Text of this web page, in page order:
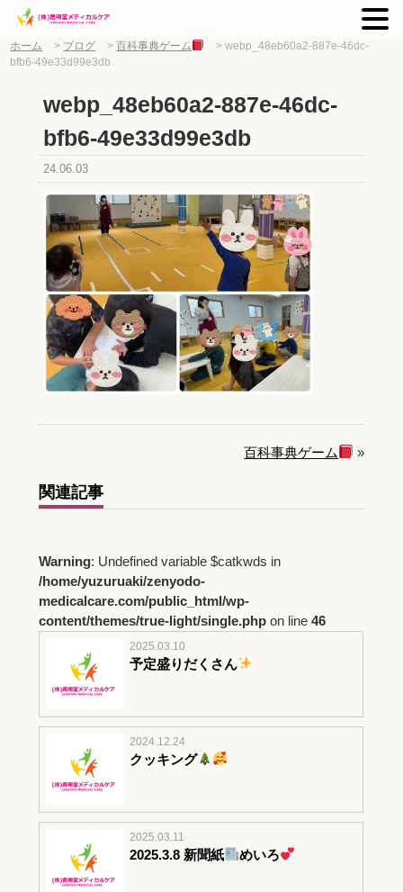
ホーム > ブログ >百科事典ゲーム > webp_48eb60a2-887e-46dc-
bfb6-49e33d99e3db
webp_48eb60a2-887e-46dc-
bfb6-49e33d99e3db
24.06.03
百科事典ゲーム »
関連記事
Warning: Undefined variable $catkwds in
/home/yuzuruaki/zenyodo-
medicalcare.com/public_html/wp-
content/themes/true-light/single.phpon line 46
2025.03.10
予定盛りだくさん
2024.12.24
クッキング
2025.03.11
2025.3.8 新聞紙 めいろ